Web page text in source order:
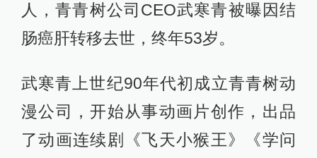
人，青青树公司CEO武寒青被曝因结
肠癌肝转移去世，终年53岁。
武寒青上世纪90年代初成立青青树动
漫公司，开始从事动画片创作，出品
了动画连续剧《飞天小猴王》《学问